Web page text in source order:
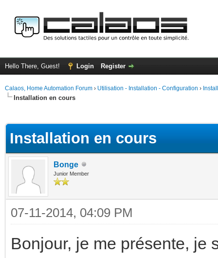
Hello There, Guest! Login Register
Calaos, Home Automation Forum › Utilisation - Installation - Configuration ›
Installation en cours
Installation en cours
Bonge
Junior Member
07-11-2014, 04:09 PM
Bonjour, je me présente, je